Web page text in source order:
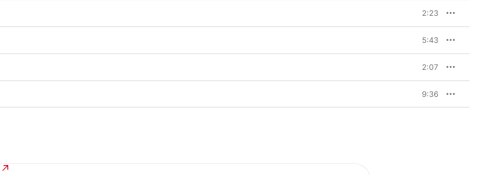
2:23
5:43
2:07
9:36